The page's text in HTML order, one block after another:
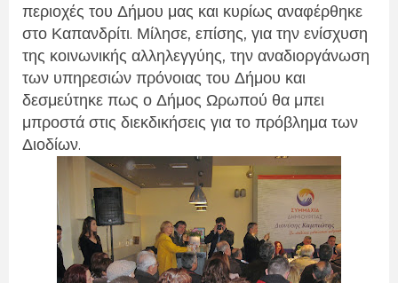
περιοχές του Δήμου μας και κυρίως αναφέρθηκε
στο Καπανδρίτι. Μίλησε, επίσης, για την ενίσχυση
της κοινωνικής αλληλεγγύης, την αναδιοργάνωση
των υπηρεσιών πρόνοιας του Δήμου και
δεσμεύτηκε πως ο Δήμος Ωρωπού θα μπει
μπροστά στις διεκδικήσεις για το πρόβλημα των
Διοδίων.